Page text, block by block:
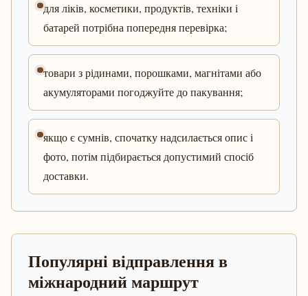
для ліків, косметики, продуктів, техніки і
батарей потрібна попередня перевірка;
товари з рідинами, порошками, магнітами або
акумуляторами погоджуйте до пакування;
якщо є сумнів, спочатку надсилається опис і
фото, потім підбирається допустимий спосіб
доставки.
Популярні відправлення в
міжнародний маршрут